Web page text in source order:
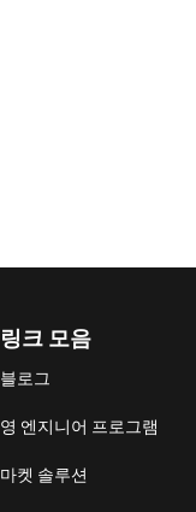
링크 모음
블로그
영 엔지니어 프로그램
마켓 솔루션